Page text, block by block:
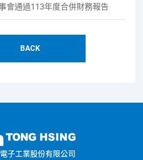
會通過113年度合併財務報告
BACK
子工業股份有限公司